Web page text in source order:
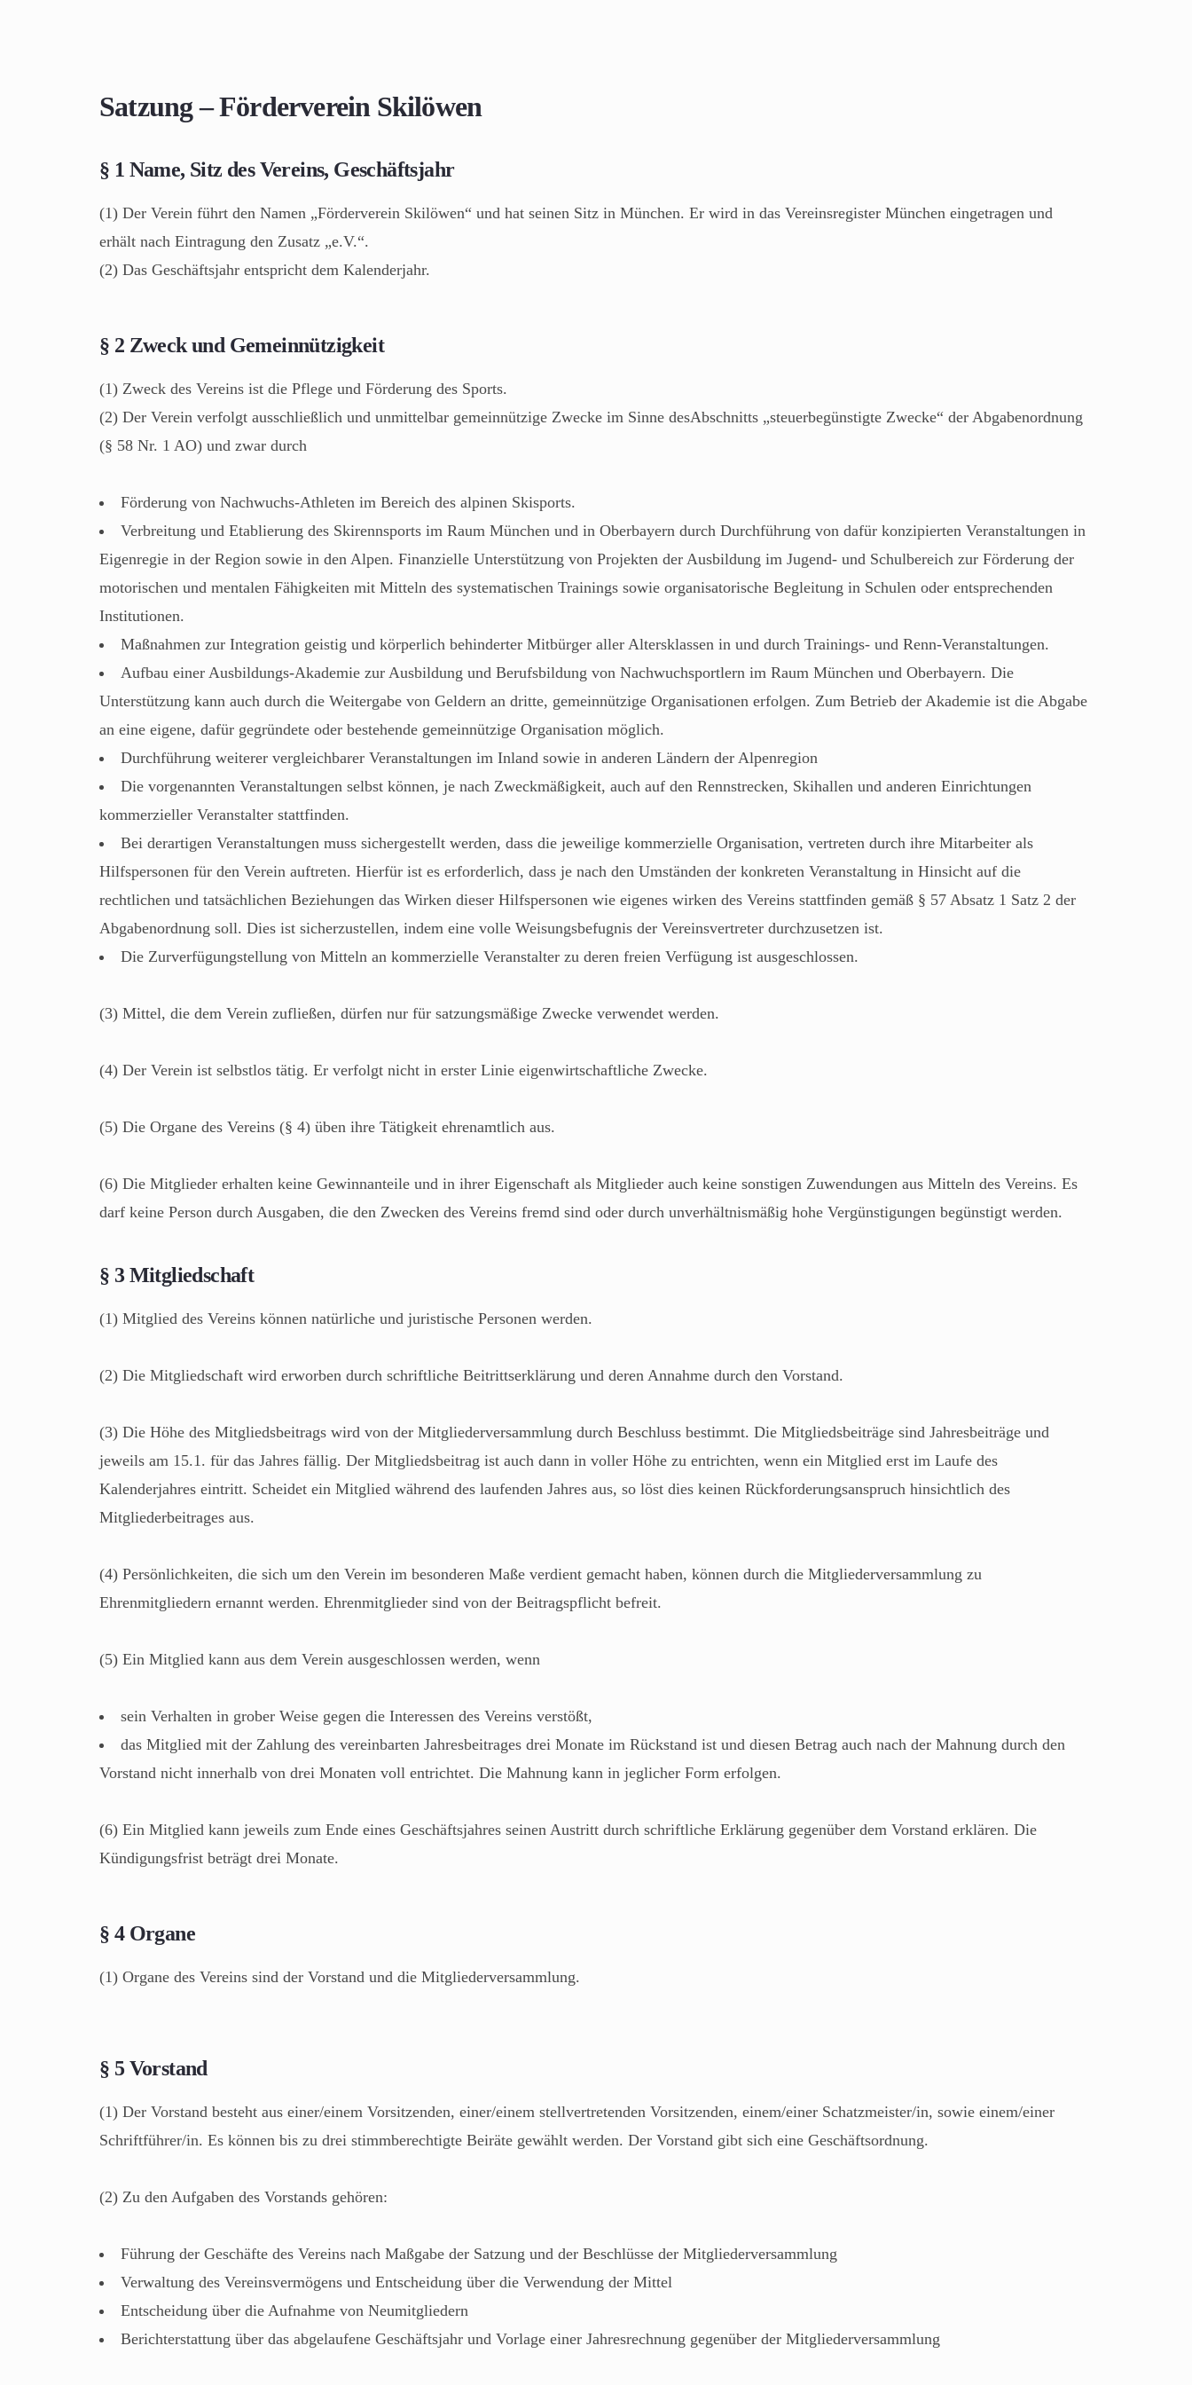
Satzung – Förderverein Skilöwen
§ 1 Name, Sitz des Vereins, Geschäftsjahr
(1) Der Verein führt den Namen „Förderverein Skilöwen“ und hat seinen Sitz in München. Er wird in das Vereinsregister München eingetragen und
erhält nach Eintragung den Zusatz „e.V.“.
(2) Das Geschäftsjahr entspricht dem Kalenderjahr.
§ 2 Zweck und Gemeinnützigkeit
(1) Zweck des Vereins ist die Pflege und Förderung des Sports.
(2) Der Verein verfolgt ausschließlich und unmittelbar gemeinnützige Zwecke im Sinne desAbschnitts „steuerbegünstigte Zwecke“ der Abgabenordnung
(§ 58 Nr. 1 AO) und zwar durch
Förderung von Nachwuchs-Athleten im Bereich des alpinen Skisports.
Verbreitung und Etablierung des Skirennsports im Raum München und in Oberbayern durch Durchführung von dafür konzipierten Veranstaltungen in
Eigenregie in der Region sowie in den Alpen. Finanzielle Unterstützung von Projekten der Ausbildung im Jugend- und Schulbereich zur Förderung der
motorischen und mentalen Fähigkeiten mit Mitteln des systematischen Trainings sowie organisatorische Begleitung in Schulen oder entsprechenden
Institutionen.
Maßnahmen zur Integration geistig und körperlich behinderter Mitbürger aller Altersklassen in und durch Trainings- und Renn-Veranstaltungen.
Aufbau einer Ausbildungs-Akademie zur Ausbildung und Berufsbildung von Nachwuchsportlern im Raum München und Oberbayern. Die
Unterstützung kann auch durch die Weitergabe von Geldern an dritte, gemeinnützige Organisationen erfolgen. Zum Betrieb der Akademie ist die Abgabe
an eine eigene, dafür gegründete oder bestehende gemeinnützige Organisation möglich.
Durchführung weiterer vergleichbarer Veranstaltungen im Inland sowie in anderen Ländern der Alpenregion
Die vorgenannten Veranstaltungen selbst können, je nach Zweckmäßigkeit, auch auf den Rennstrecken, Skihallen und anderen Einrichtungen
kommerzieller Veranstalter stattfinden.
Bei derartigen Veranstaltungen muss sichergestellt werden, dass die jeweilige kommerzielle Organisation, vertreten durch ihre Mitarbeiter als
Hilfspersonen für den Verein auftreten. Hierfür ist es erforderlich, dass je nach den Umständen der konkreten Veranstaltung in Hinsicht auf die
rechtlichen und tatsächlichen Beziehungen das Wirken dieser Hilfspersonen wie eigenes wirken des Vereins stattfinden gemäß § 57 Absatz 1 Satz 2 der
Abgabenordnung soll. Dies ist sicherzustellen, indem eine volle Weisungsbefugnis der Vereinsvertreter durchzusetzen ist.
Die Zurverfügungstellung von Mitteln an kommerzielle Veranstalter zu deren freien Verfügung ist ausgeschlossen.
(3) Mittel, die dem Verein zufließen, dürfen nur für satzungsmäßige Zwecke verwendet werden.
(4) Der Verein ist selbstlos tätig. Er verfolgt nicht in erster Linie eigenwirtschaftliche Zwecke.
(5) Die Organe des Vereins (§ 4) üben ihre Tätigkeit ehrenamtlich aus.
(6) Die Mitglieder erhalten keine Gewinnanteile und in ihrer Eigenschaft als Mitglieder auch keine sonstigen Zuwendungen aus Mitteln des Vereins. Es
darf keine Person durch Ausgaben, die den Zwecken des Vereins fremd sind oder durch unverhältnismäßig hohe Vergünstigungen begünstigt werden.
§ 3 Mitgliedschaft
(1) Mitglied des Vereins können natürliche und juristische Personen werden.
(2) Die Mitgliedschaft wird erworben durch schriftliche Beitrittserklärung und deren Annahme durch den Vorstand.
(3) Die Höhe des Mitgliedsbeitrags wird von der Mitgliederversammlung durch Beschluss bestimmt. Die Mitgliedsbeiträge sind Jahresbeiträge und
jeweils am 15.1. für das Jahres fällig. Der Mitgliedsbeitrag ist auch dann in voller Höhe zu entrichten, wenn ein Mitglied erst im Laufe des
Kalenderjahres eintritt. Scheidet ein Mitglied während des laufenden Jahres aus, so löst dies keinen Rückforderungsanspruch hinsichtlich des
Mitgliederbeitrages aus.
(4) Persönlichkeiten, die sich um den Verein im besonderen Maße verdient gemacht haben, können durch die Mitgliederversammlung zu
Ehrenmitgliedern ernannt werden. Ehrenmitglieder sind von der Beitragspflicht befreit.
(5) Ein Mitglied kann aus dem Verein ausgeschlossen werden, wenn
sein Verhalten in grober Weise gegen die Interessen des Vereins verstößt,
das Mitglied mit der Zahlung des vereinbarten Jahresbeitrages drei Monate im Rückstand ist und diesen Betrag auch nach der Mahnung durch den
Vorstand nicht innerhalb von drei Monaten voll entrichtet. Die Mahnung kann in jeglicher Form erfolgen.
(6) Ein Mitglied kann jeweils zum Ende eines Geschäftsjahres seinen Austritt durch schriftliche Erklärung gegenüber dem Vorstand erklären. Die
Kündigungsfrist beträgt drei Monate.
§ 4 Organe
(1) Organe des Vereins sind der Vorstand und die Mitgliederversammlung.
§ 5 Vorstand
(1) Der Vorstand besteht aus einer/einem Vorsitzenden, einer/einem stellvertretenden Vorsitzenden, einem/einer Schatzmeister/in, sowie einem/einer
Schriftführer/in. Es können bis zu drei stimmberechtigte Beiräte gewählt werden. Der Vorstand gibt sich eine Geschäftsordnung.
(2) Zu den Aufgaben des Vorstands gehören:
Führung der Geschäfte des Vereins nach Maßgabe der Satzung und der Beschlüsse der Mitgliederversammlung
Verwaltung des Vereinsvermögens und Entscheidung über die Verwendung der Mittel
Entscheidung über die Aufnahme von Neumitgliedern
Berichterstattung über das abgelaufene Geschäftsjahr und Vorlage einer Jahresrechnung gegenüber der Mitgliederversammlung